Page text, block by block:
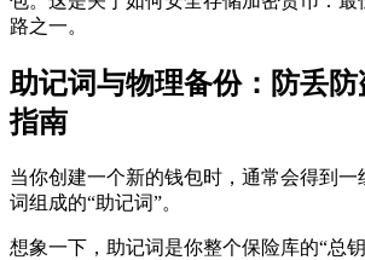
路之一。
助记词与物理备份：防丢
指南
当你创建一个新的钱包时，通常会得到一
词组成的“助记词”。
想象一下，助记词是你整个保险库的“总